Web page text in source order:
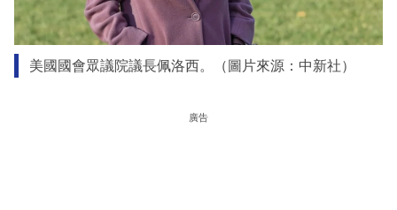
美國國會眾議院議長佩洛西。（圖片來源：中新社）
廣告